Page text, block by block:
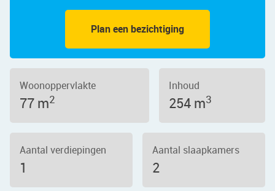
Plan een bezichtiging
Woonoppervlakte
77 m2
Inhoud
254 m3
Aantal verdiepingen
1
Aantal slaapkamers
2